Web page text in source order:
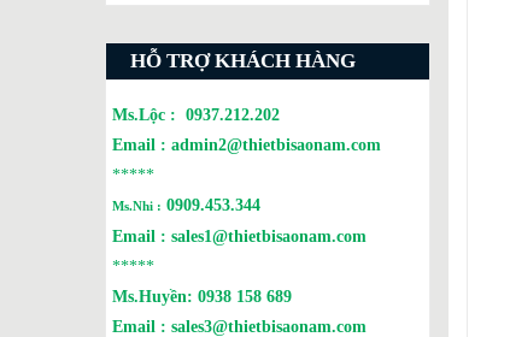
HỖ TRỢ KHÁCH HÀNG
Ms.Lộc : 0937.212.202
Email : admin2@thietbisaonam.com
*****
Ms.Nhi : 0909.453.344
Email : sales1@thietbisaonam.com
*****
Ms.Huyền: 0938 158 689
Email : sales3@thietbisaonam.com